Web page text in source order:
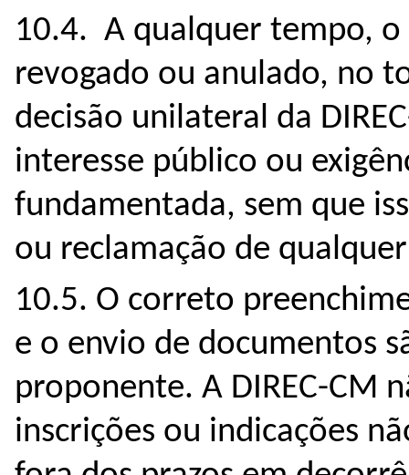
10.4. A qualquer tempo,
revogado ou anulado, no
decisão unilateral da
interesse público ou
fundamentada, sem que
ou reclamação de
10.5. O correto
e o envio de documentos
proponente. A DIREC-CM
inscrições ou indicações